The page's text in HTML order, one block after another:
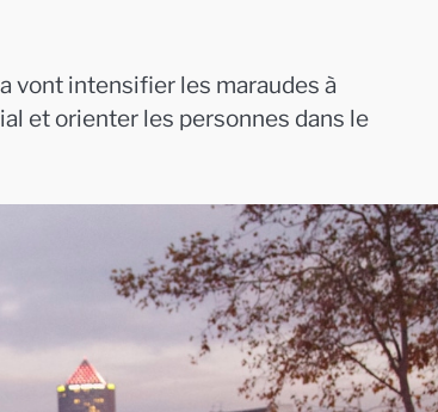
vont intensifier les maraudes à
et orienter les personnes dans le